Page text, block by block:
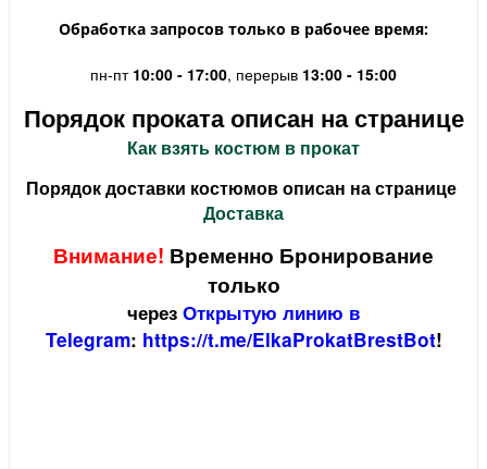
Обработка запросов только в рабочее время:
пн-пт 10:00 - 17:00, перерыв 13:00 - 15:00
Порядок проката описан на странице
Как взять костюм в прокат
Порядок доставки костюмов описан на странице
Доставка
Внимание! Временно Бронирование
только
через Открытую линию в
Telegram: https://t.me/ElkaProkatBrestBot!